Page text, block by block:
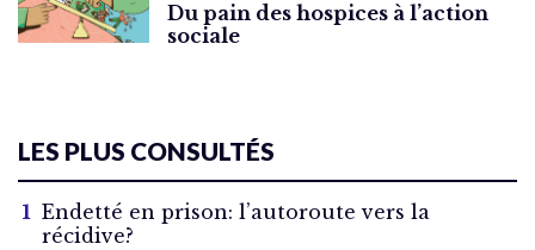
Du pain des hospices à l’action
sociale
LES PLUS CONSULTÉS
Endetté en prison: l’autoroute vers la
récidive?